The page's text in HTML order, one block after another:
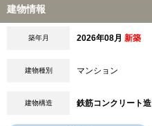
建物情報
築年月 2026年08月 新築
建物種別 マンション
建物構造 鉄筋コンクリート造